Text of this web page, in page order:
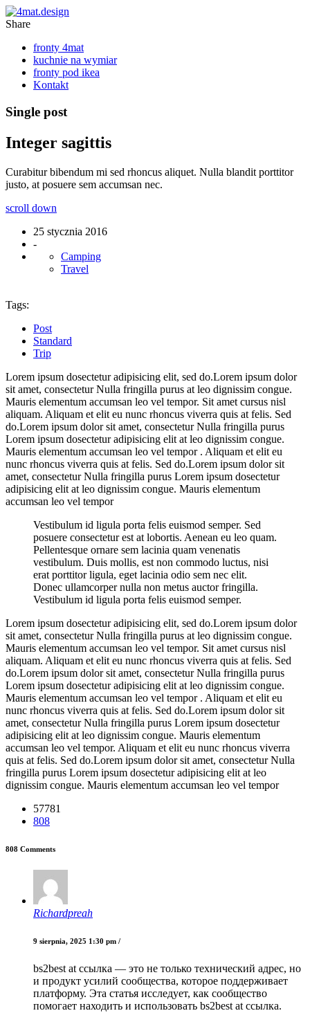
Share
fronty 4mat
kuchnie na wymiar
fronty pod ikea
Kontakt
Single post
Integer sagittis
Curabitur bibendum mi sed rhoncus aliquet. Nulla blandit porttitor
justo, at posuere sem accumsan nec.
scroll down
25 stycznia 2016
-
Camping
Travel
Tags:
Post
Standard
Trip
Lorem ipsum dosectetur adipisicing elit, sed do.Lorem ipsum dolor
sit amet, consectetur Nulla fringilla purus at leo dignissim congue.
Mauris elementum accumsan leo vel tempor. Sit amet cursus nisl
aliquam. Aliquam et elit eu nunc rhoncus viverra quis at felis. Sed
do.Lorem ipsum dolor sit amet, consectetur Nulla fringilla purus
Lorem ipsum dosectetur adipisicing elit at leo dignissim congue.
Mauris elementum accumsan leo vel tempor . Aliquam et elit eu
nunc rhoncus viverra quis at felis. Sed do.Lorem ipsum dolor sit
amet, consectetur Nulla fringilla purus Lorem ipsum dosectetur
adipisicing elit at leo dignissim congue. Mauris elementum
accumsan leo vel tempor
Vestibulum id ligula porta felis euismod semper. Sed
posuere consectetur est at lobortis. Aenean eu leo quam.
Pellentesque ornare sem lacinia quam venenatis
vestibulum. Duis mollis, est non commodo luctus, nisi
erat porttitor ligula, eget lacinia odio sem nec elit.
Donec ullamcorper nulla non metus auctor fringilla.
Vestibulum id ligula porta felis euismod semper.
Lorem ipsum dosectetur adipisicing elit, sed do.Lorem ipsum dolor
sit amet, consectetur Nulla fringilla purus at leo dignissim congue.
Mauris elementum accumsan leo vel tempor. Sit amet cursus nisl
aliquam. Aliquam et elit eu nunc rhoncus viverra quis at felis. Sed
do.Lorem ipsum dolor sit amet, consectetur Nulla fringilla purus
Lorem ipsum dosectetur adipisicing elit at leo dignissim congue.
Mauris elementum accumsan leo vel tempor . Aliquam et elit eu
nunc rhoncus viverra quis at felis. Sed do.Lorem ipsum dolor sit
amet, consectetur Nulla fringilla purus Lorem ipsum dosectetur
adipisicing elit at leo dignissim congue. Mauris elementum
accumsan leo vel tempor. Aliquam et elit eu nunc rhoncus viverra
quis at felis. Sed do.Lorem ipsum dolor sit amet, consectetur Nulla
fringilla purus Lorem ipsum dosectetur adipisicing elit at leo
dignissim congue. Mauris elementum accumsan leo vel tempor
57781
808
808 Comments
Richardpreah
9 sierpnia, 2025 1:30 pm /
bs2best at ссылка — это не только технический адрес, но
и продукт усилий сообщества, которое поддерживает
платформу. Эта статья исследует, как сообщество
помогает находить и использовать bs2best at ссылка.